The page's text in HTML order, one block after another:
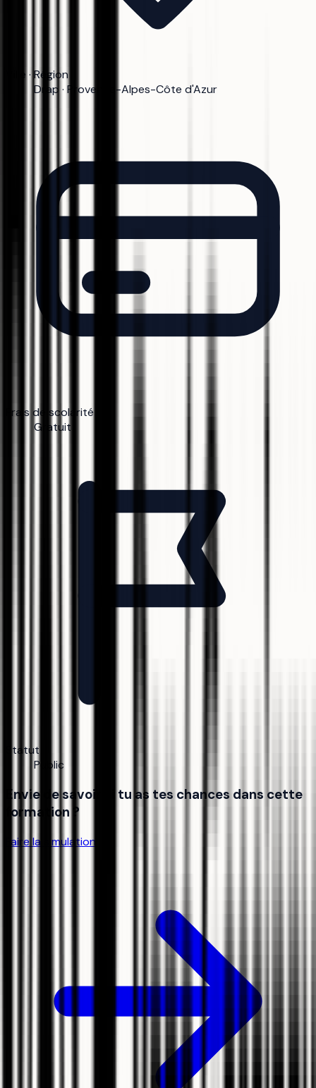
Ville · Région
Drap · Provence-Alpes-Côte d'Azur
Frais de scolarité
Gratuit
Statut
Public
Envie de savoir si tu as tes chances dans cette
formation ?
Faire la simulation